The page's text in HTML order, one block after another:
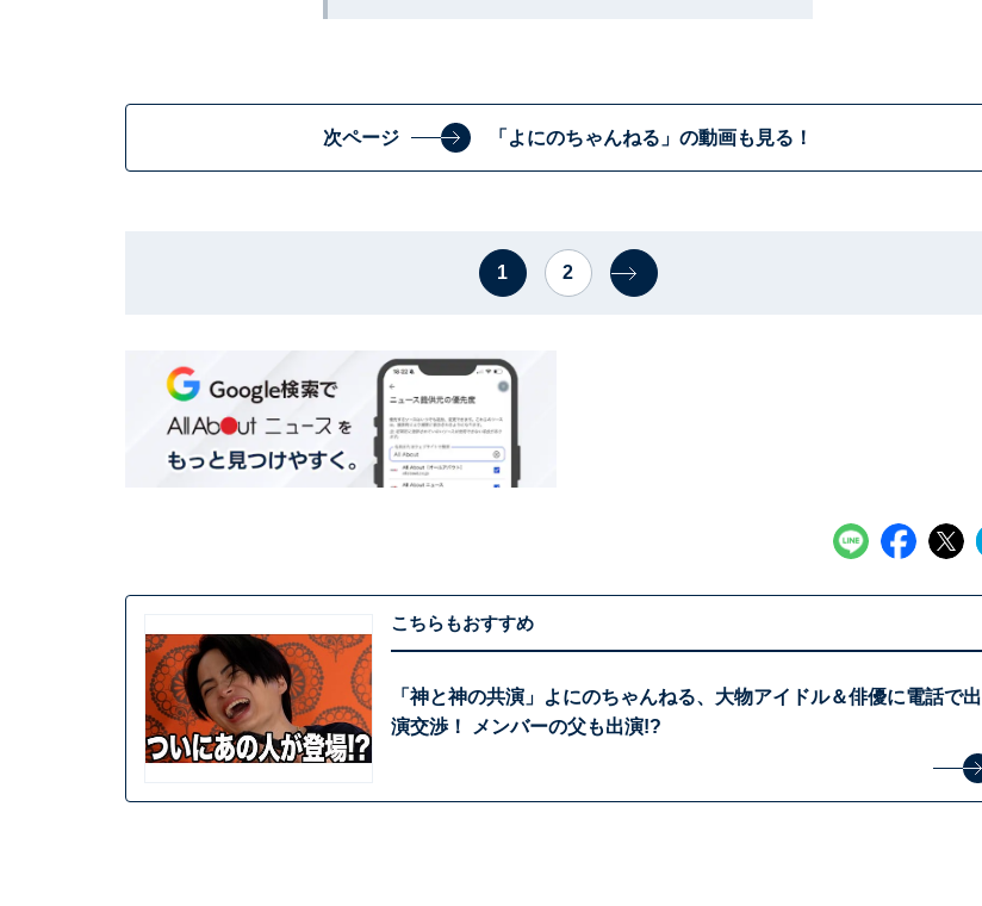
次ページ 「よにのちゃんねる」の動画も見る！
1 2
こちらもおすすめ
「神と神の共演」よにのちゃんねる、大物アイドル＆俳優に電話で出
演交渉！ メンバーの父も出演!?